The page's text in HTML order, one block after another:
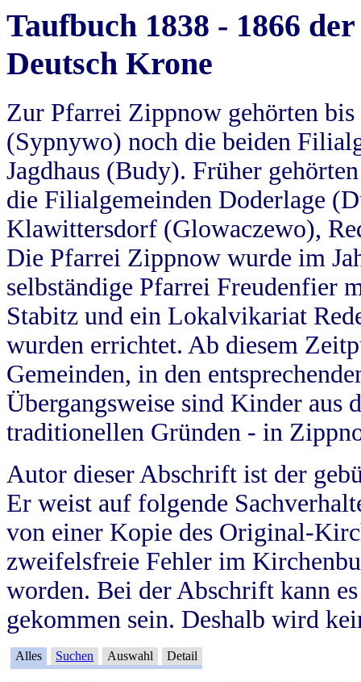
Taufbuch 1838 - 1866
Deutsch Krone
Zur Pfarrei Zippnow gehörten
(Sypnywo) noch die beiden
Jagdhaus (Budy). Früher
die Filialgemeinden Doderlage
Klawittersdorf (Glowaczewo),
Die Pfarrei Zippnow wurde im
selbständige Pfarrei Freudenfier
Stabitz und ein Lokalvikariat
wurden errichtet. Ab diesem
Gemeinden, in den
Übergangsweise sind Kinder aus
traditionellen Gründen - in
Autor dieser Abschrift ist der
Er weist auf folgende
von einer Kopie des Original-
zweifelsfreie Fehler im
worden. Bei der Abschrift kann
gekommen sein. Deshalb wird
Alles Suchen Auswahl Detail